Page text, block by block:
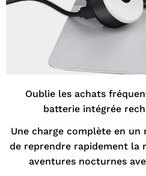
Oublie les achats
batterie intégrée
Une charge complète en
de reprendre rapidement la
aventures nocturnes